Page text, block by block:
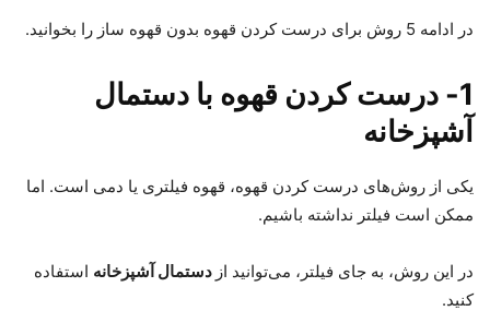
در ادامه 5 روش برای درست کردن قهوه بدون قهوه ساز را بخوانید.
1- درست کردن قهوه با دستمال
آشپزخانه
یکی از روش‌های درست کردن قهوه، قهوه فیلتری یا دمی است. اما
ممکن است فیلتر نداشته باشیم.
در این روش، به جای فیلتر، می‌توانید از دستمال آشپزخانه استفاده
کنید.